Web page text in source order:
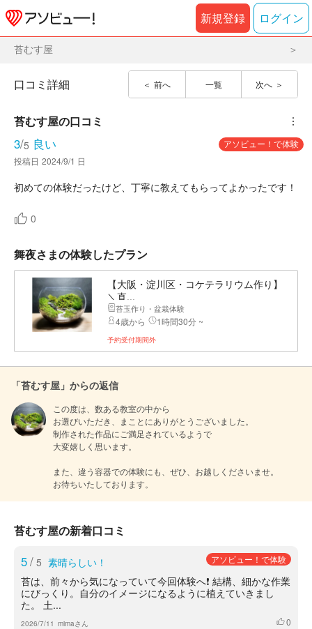
新規登録 ログイン
苔むす屋
前へ 一覧 次へ
口コミ詳細
苔むす屋の口コミ ︙
3/5 良い
アソビュー！で体験
投稿日 2024/9/1 日
初めての体験だったけど、丁寧に教えてもらってよかったです！
0
舞夜さまの体験したプラン
【大阪・淀川区・コケテラリウム作り】
＼直...
苔玉作り・盆栽体験
4歳から 1時間30分 ~
予約受付期間外
「苔むす屋」からの返信
この度は、数ある教室の中から
お選びいただき、まことにありがとうございました。
制作された作品にご満足されているようで
大変嬉しく思います。
また、違う容器での体験にも、ぜひ、お越しくださいませ。
お待ちいたしております。
苔むす屋の新着口コミ
5/ 5 素晴らしい！ アソビュー！で体験
苔は、前々から気になっていて今回体験へ❗️ 結構、細かな作業
にびっくり。自分のイメージになるように植えていきまし
た。 土...
2026/7/11 mimaさん いいね
0